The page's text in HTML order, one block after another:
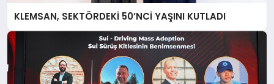
KLEMSAN, SEKTÖRDEKİ 50’NCİ YAŞINI KUTLADI